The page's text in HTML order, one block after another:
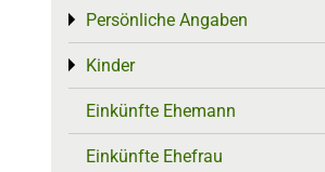
Persönliche Angaben
Toggle menu
Kinder
Toggle menu
Einkünfte Ehemann
Einkünfte Ehefrau